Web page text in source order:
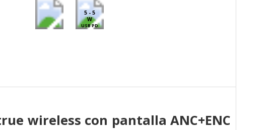
5 - 5
W
USB PD
wireless con pantalla ANC+ENC